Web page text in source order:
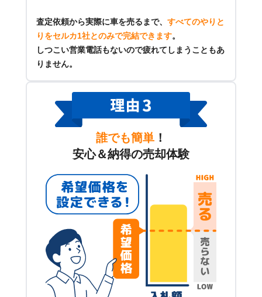
査定依頼から実際に車を売るまで、 すべてのやりと
りをセルカ1社とのみで完結できます。
しつこい営業電話もないので疲れてしまうこともあ
りません。
誰でも簡単 ！
安心＆納得の売却体験